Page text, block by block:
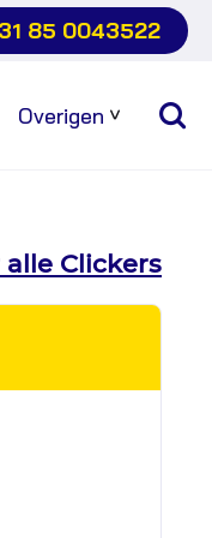
85 0043522
Overigen
Sub
Clickers